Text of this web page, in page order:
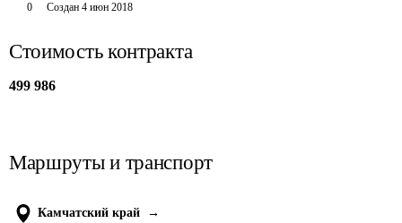
0 Создан 4 июн 2018
Стоимость контракта
499 986
Маршруты и транспорт
Камчатский край
→